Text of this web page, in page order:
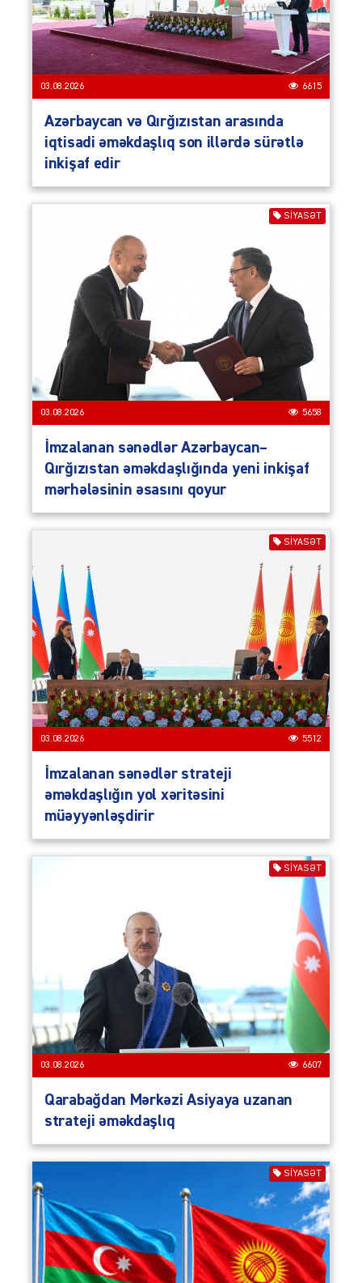
03.08.2026 6615
Azərbaycan və Qırğızıstan arasında
iqtisadi əməkdaşlıq son illərdə sürətlə
inkişaf edir
SIYASƏT
03.08.2026 5658
İmzalanan sənədlər Azərbaycan–
Qırğızıstan əməkdaşlığında yeni inkişaf
mərhələsinin əsasını qoyur
SIYASƏT
03.08.2026 5512
İmzalanan sənədlər strateji
əməkdaşlığın yol xəritəsini
müəyyənləşdirir
SIYASƏT
03.08.2026 6607
Qarabağdan Mərkəzi Asiyaya uzanan
strateji əməkdaşlıq
SIYASƏT